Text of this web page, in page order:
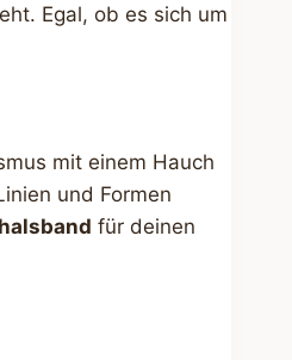
Egal, ob es sich um
mit einem Hauch
und Formen
für deinen